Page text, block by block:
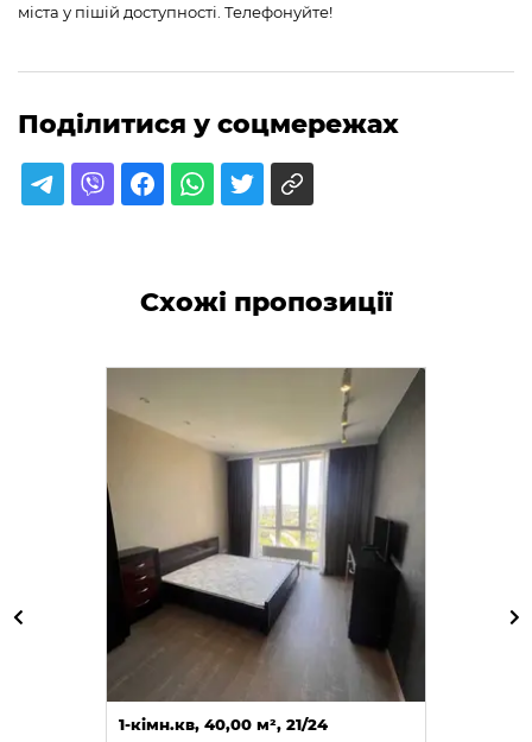
міста у пішій доступності. Телефонуйте!
Поділитися у соцмережах
Схожі пропозиції
1-кімн.кв, 40,00 м², 21/24